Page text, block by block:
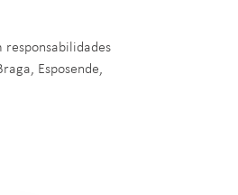
responsabilidades
Esposende,